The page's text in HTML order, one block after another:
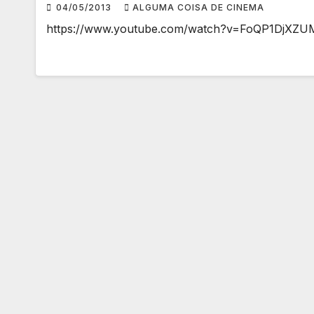
04/05/2013 ALGUMA COISA DE CINEMA
https://www.youtube.com/